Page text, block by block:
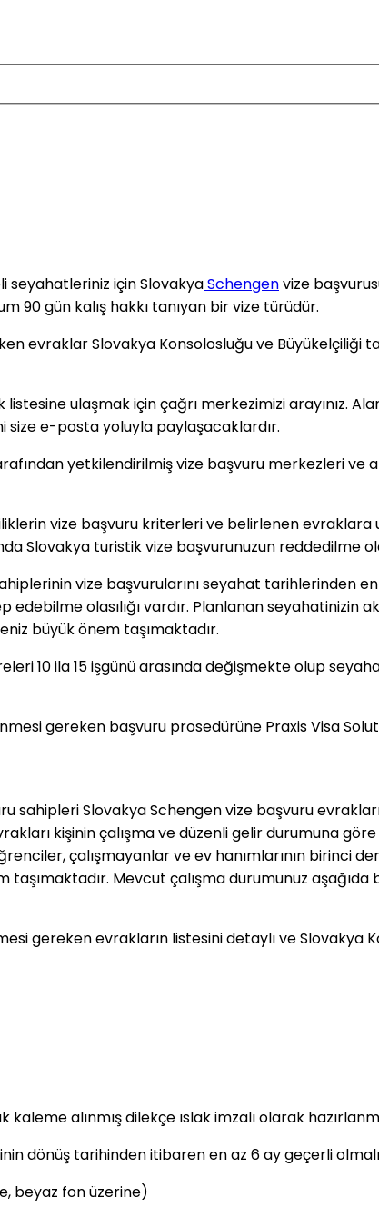
seyahatleriniz için SlovakyaSchengenvize
90 gün kalış hakkı tanıyan bir vize türüdür.
evraklar Slovakya Konsolosluğu ve Büyükelçiliği
ulaşmak için çağrı merkezimizi arayınız.
size e-posta yoluyla paylaşacaklardır.
yetkilendirilmiş vize başvuru merkezleri ve
vize başvuru kriterleri ve belirlenen
turistik vize başvurunuzun reddedilme
vize başvurularını seyahat tarihlerinden
olasılığı vardır. Planlanan seyahatinizin
büyük önem taşımaktadır.
10 ila 15 işgünü arasında değişmekte olup
gereken başvuru prosedürüne Praxis Visa
sahipleri Slovakya Schengen vize başvuru
kişinin çalışma ve düzenli gelir durumuna
çalışmayanlar ve ev hanımlarının birinci
Mevcut çalışma durumunuz
gereken evrakların listesini detaylı ve
alınmış dilekçe ıslak imzalı olarak
dönüş tarihinden itibaren en az 6 ay geçerli
beyaz fon üzerine)